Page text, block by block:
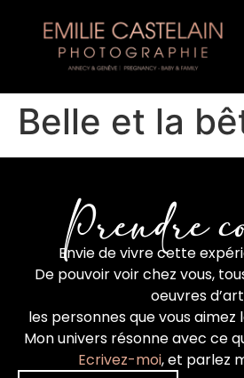
Belle et la
Prendre
Envie de vivre cette
De pouvoir voir chez vous,
oeuvres
les personnes que vous aimez
Mon univers résonne avec ce
Ecrivez-moi, et parlez